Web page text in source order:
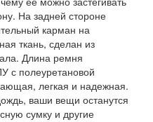
На задней стороне
карман на
ткань, сделан из
Длина ремня
с полеуретановой
легкая и надежная.
ваши вещи останутся
сумку и другие